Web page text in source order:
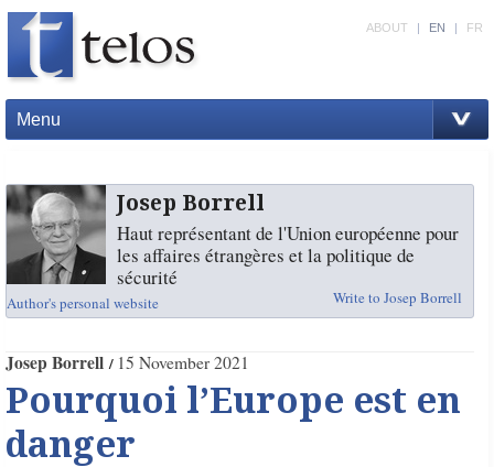
Menu
ABOUT | EN | FR
Josep Borrell
Haut représentant de l'Union européenne pour
les affaires étrangères et la politique de
sécurité
Author's personal website Write to Josep Borrell
Josep Borrell 15 November 2021
Pourquoi l’Europe est en
danger